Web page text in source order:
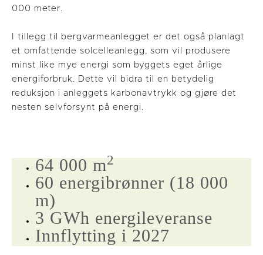
000 meter.
I tillegg til bergvarmeanlegget er det også planlagt
et omfattende solcelleanlegg, som vil produsere
minst like mye energi som byggets eget årlige
energiforbruk. Dette vil bidra til en betydelig
reduksjon i anleggets karbonavtrykk og gjøre det
nesten selvforsynt på energi.
64 000 m2
60 energibrønner (18 000
m)
3 GWh energileveranse
Innflytting i 2027